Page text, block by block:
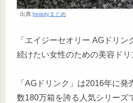
出典:beautyまとめ
「エイジーセオリー AGドリ
続けたい女性のための美容ドリ
「AGドリンク」は2016年に
数180万箱を誇る人気シリーズ